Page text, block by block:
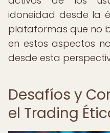
idoneidad desde la
plataformas que no
en estos aspectos
desde esta
Desafíos y
el Trading